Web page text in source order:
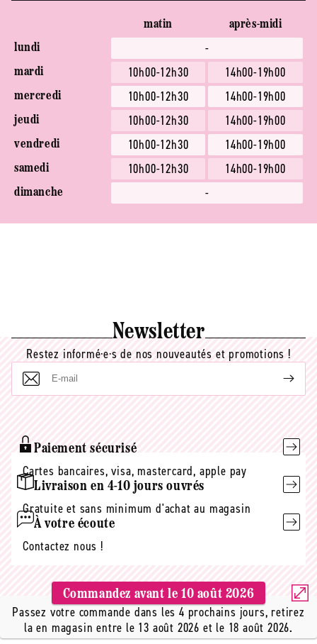
matin
après-midi
lundi
-
mardi 10h00-12h30 14h00-19h00
mercredi 10h00-12h30 14h00-19h00
jeudi 10h00-12h30 14h00-19h00
vendredi 10h00-12h30 14h00-19h00
samedi 10h00-12h30 14h00-19h00
dimanche -
Newsletter
Restez informé·e·s de nos nouveautés et promotions !
E-
Paiement sécurisé
Cartes bancaires, visa, mastercard, apple pay
Livraison en 4-10 jours ouvrés
Gratuite et sans minimum d'achat au magasin
À votre écoute
Contactez nous !
Commandez avant le10 août 2026
Passez votre commande dans les 4 prochains jours, retirez
la en magasin entre le 13 août 2026 et le 18 août 2026.